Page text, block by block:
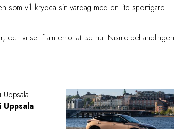
som vill krydda sin vardag med en lite sportigare
och vi ser fram emot att se hur Nismo-behandlingen
Uppsala